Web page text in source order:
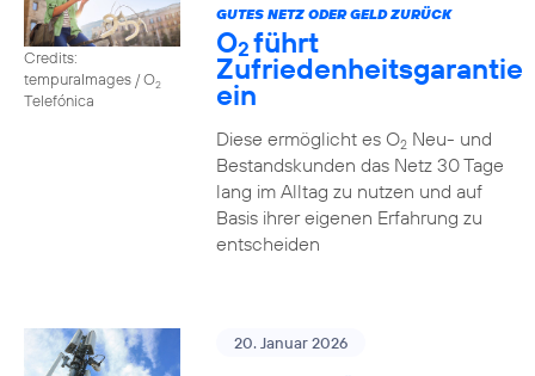
Credits:
tempuraImages / O2
Telefónica
GUTES NETZ ODER GELD ZURÜCK
O2führt
Zufriedenheitsgarantie
ein
Diese ermöglicht es O2Neu- und
Bestandskunden das Netz 30 Tage
lang im Alltag zu nutzen und auf
Basis ihrer eigenen Erfahrung zu
entscheiden
20. Januar 2026